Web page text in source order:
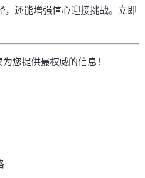
，还能增强信心迎接挑战。立即
您提供最权威的信息！